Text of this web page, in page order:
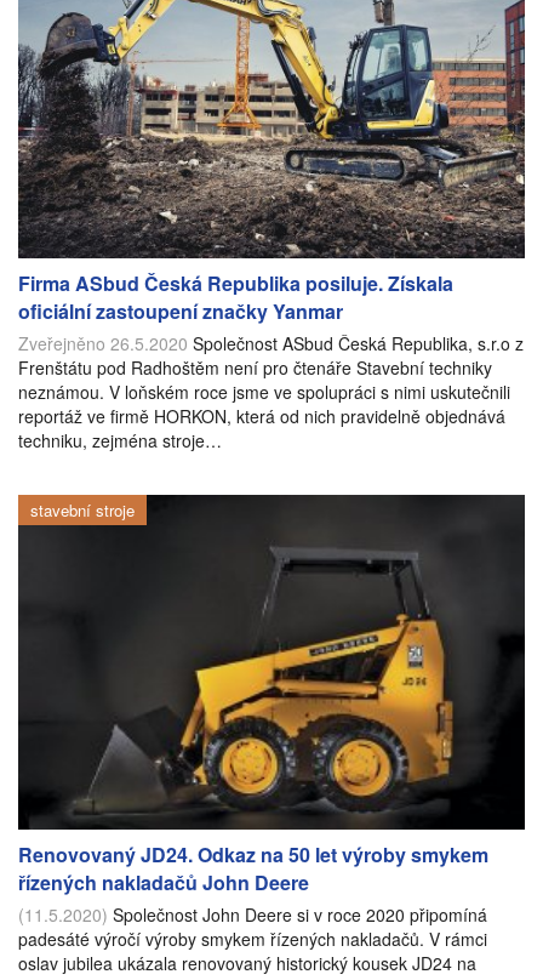
Firma ASbud Česká Republika posiluje. Získala
oficiální zastoupení značky Yanmar
Zveřejněno 26.5.2020 Společnost ASbud Česká Republika, s.r.o z
Frenštátu pod Radhoštěm není pro čtenáře Stavební techniky
neznámou. V loňském roce jsme ve spolupráci s nimi uskutečnili
reportáž ve firmě HORKON, která od nich pravidelně objednává
techniku, zejména stroje…
stavební stroje
Renovovaný JD24. Odkaz na 50 let výroby smykem
řízených nakladačů John Deere
(11.5.2020) Společnost John Deere si v roce 2020 připomíná
padesáté výročí výroby smykem řízených nakladačů. V rámci
oslav jubilea ukázala renovovaný historický kousek JD24 na